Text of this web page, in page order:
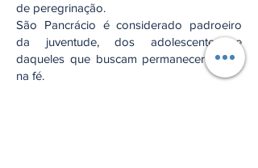
de peregrinação.
São Pancrácio é considerado padroeiro
da juventude, dos adolescentes e
daqueles que buscam permanecer firmes
na fé.